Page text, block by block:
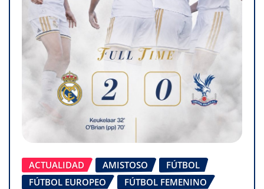
ACTUALIDAD AMISTOSO
FÚTBOL
FÚTBOL EUROPEO
FÚTBOL FEMENINO